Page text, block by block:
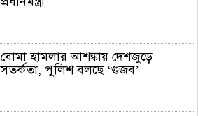
বোমা হামলার আশঙ্কায় দেশজুড়ে
সতর্কতা, পুলিশ বলছে ‘গুজব’